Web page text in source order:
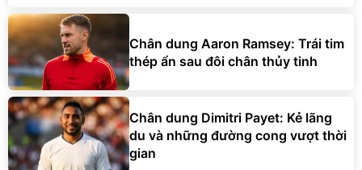
Chân dung Aaron Ramsey: Trái tim
thép ẩn sau đôi chân thủy tinh
Chân dung Dimitri Payet: Kẻ lãng
du và những đường cong vượt thời
gian